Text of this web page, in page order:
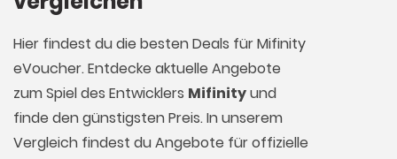
Hier findest du die besten Deals für Mifinity
eVoucher. Entdecke aktuelle Angebote
zum Spiel des Entwicklers Mifinityund
finde den günstigsten Preis. In unserem
Vergleich findest du Angebote für offizielle